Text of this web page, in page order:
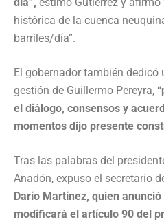
histórica de la cuenca
barriles/día”.
El gobernador también dedicó
gestión de Guillermo Pereyra,
el diálogo, consensos y
momentos dijo presente
Tras las palabras del
Anadón, expuso el secretario
Darío Martínez, quien
modificará el artículo 90 del